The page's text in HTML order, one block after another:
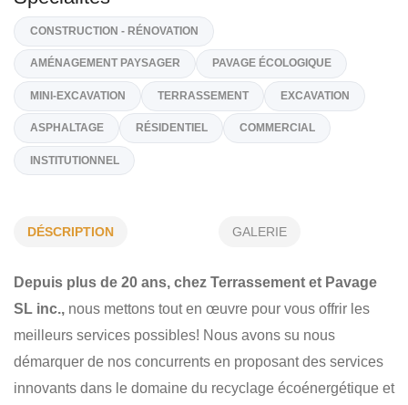
(418) 514-8517
pavagesl@outlook.com
https://lespavagesecologiquesl.ca/
Spécialités
AMÉNAGEMENT PAYSAGER PAVAGE ÉCOLOGIQUE
INSTITUTIONNEL
DÉSCRIPTION GALERIE
Depuis plus de 20 ans, chez Terrassement et Pavage
SL inc., nous mettons tout en œuvre pour vous offrir les
meilleurs services possibles! Nous avons su nous
démarquer de nos concurrents en proposant des services
innovants dans le domaine du recyclage écoénergétique et